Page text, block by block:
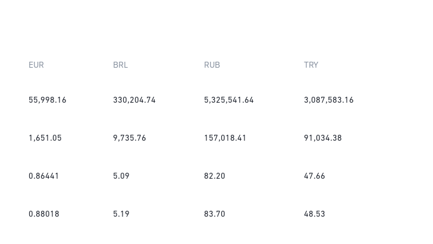
EUR BRL RUB TRY
55,998.16 330,204.74 5,325,541.64 3,087,583.16
1,651.05 9,735.76 157,018.41 91,034.38
0.86441 5.09 82.20 47.66
0.88018 5.19 83.70 48.53